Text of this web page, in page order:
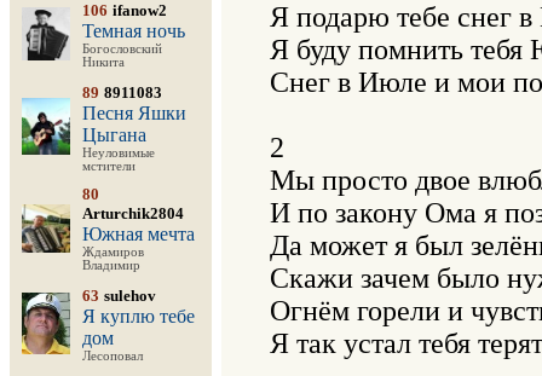
106 ifanow2
Темная ночь
Богословский
Никита
89 8911083
Песня Яшки
Цыгана
Неуловимые
мстители
80
Arturchik2804
Южная мечта
Ждамиров
Владимир
63 sulehov
Я куплю тебе
дом
Лесоповал
Я подарю тебе снег
Я буду помнить
Снег в Июле и мои
2
Мы просто двое
И по закону Ома я
Да может я был
Скажи зачем было
Огнём горели и
Я так устал тебя